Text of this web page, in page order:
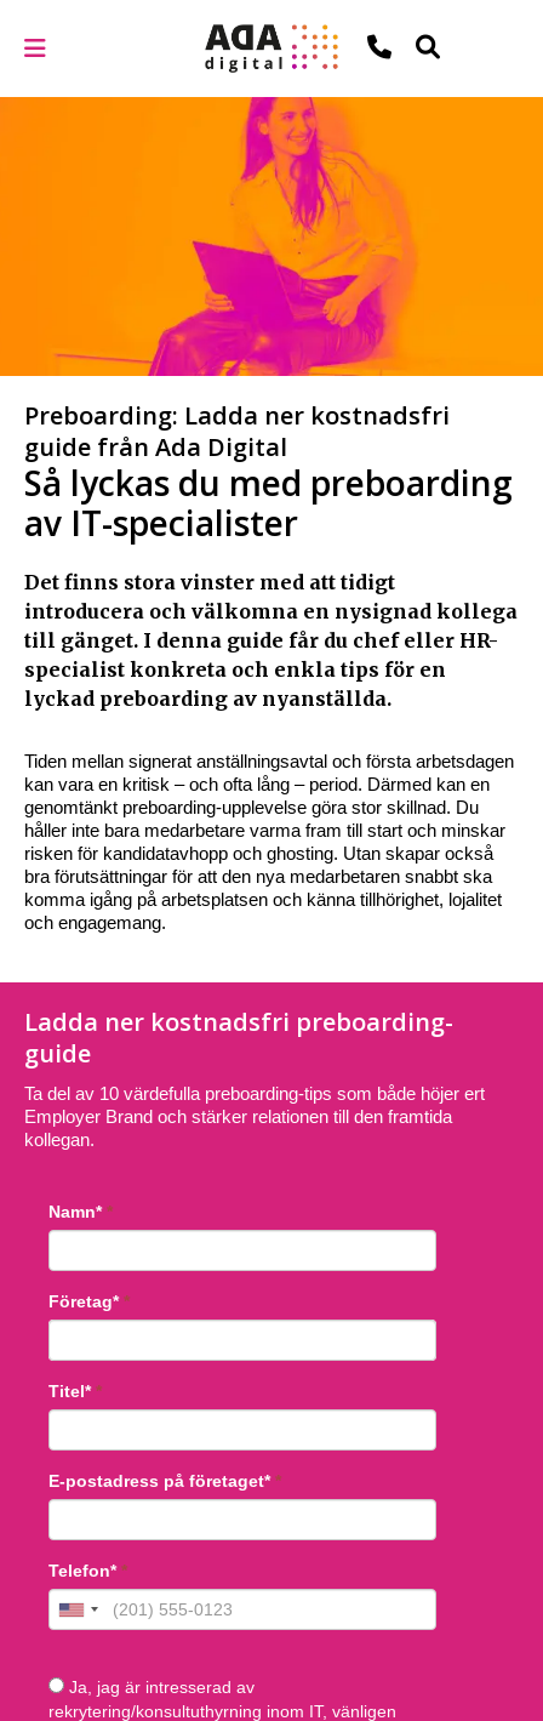
Preboarding: Ladda ner kostnadsfri
guide från Ada Digital
Så lyckas du med preboarding
av IT-specialister
Det finns stora vinster med att tidigt
introducera och välkomna en nysignad kollega
till gänget. I denna guide får du chef eller HR-
specialist konkreta och enkla tips för en
lyckad preboarding av nyanställda.
Tiden mellan signerat anställningsavtal och första arbetsdagen
kan vara en kritisk – och ofta lång – period. Därmed kan en
genomtänkt preboarding-upplevelse göra stor skillnad. Du
håller inte bara medarbetare varma fram till start och minskar
risken för kandidatavhopp och ghosting. Utan skapar också
bra förutsättningar för att den nya medarbetaren snabbt ska
komma igång på arbetsplatsen och känna tillhörighet, lojalitet
och engagemang.
Ladda ner kostnadsfri preboarding-
guide
Ta del av 10 värdefulla preboarding-tips som både höjer ert
Employer Brand och stärker relationen till den framtida
kollegan.